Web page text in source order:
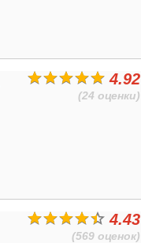
4.92
(24 оценки)
4.43
(569 оценок)